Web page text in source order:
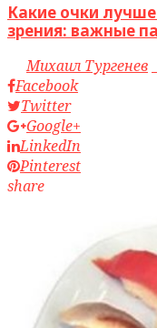
Какие очки
зрения: важные
byМихаил Тургенев
Facebook
Twitter
Google+
LinkedIn
Pinterest
share